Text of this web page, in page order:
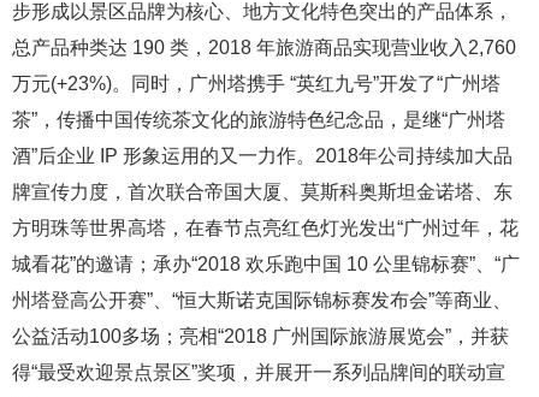
步形成以景区品牌为核心、地方文化特色突出的产品体系，
总产品种类达 190 类，2018 年旅游商品实现营业收入2,760
万元(+23%)。同时，广州塔携手 “英红九号”开发了“广州塔
茶”，传播中国传统茶文化的旅游特色纪念品，是继“广州塔
酒”后企业 IP 形象运用的又一力作。2018年公司持续加大品
牌宣传力度，首次联合帝国大厦、莫斯科奥斯坦金诺塔、东
方明珠等世界高塔，在春节点亮红色灯光发出“广州过年，花
城看花”的邀请；承办“2018 欢乐跑中国 10 公里锦标赛”、“广
州塔登高公开赛”、“恒大斯诺克国际锦标赛发布会”等商业、
公益活动100多场；亮相“2018 广州国际旅游展览会”，并获
得“最受欢迎景点景区”奖项，并展开一系列品牌间的联动宣